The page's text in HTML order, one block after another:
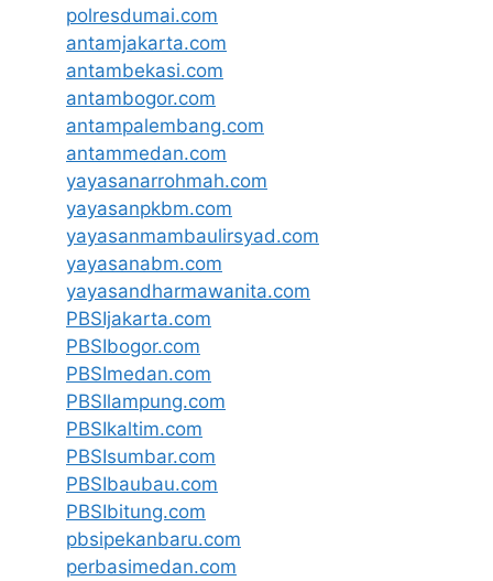
polresdumai.com
antamjakarta.com
antambekasi.com
antambogor.com
antampalembang.com
antammedan.com
yayasanarrohmah.com
yayasanpkbm.com
yayasanmambaulirsyad.com
yayasanabm.com
yayasandharmawanita.com
PBSIjakarta.com
PBSIbogor.com
PBSImedan.com
PBSIlampung.com
PBSIkaltim.com
PBSIsumbar.com
PBSIbaubau.com
PBSIbitung.com
pbsipekanbaru.com
perbasimedan.com